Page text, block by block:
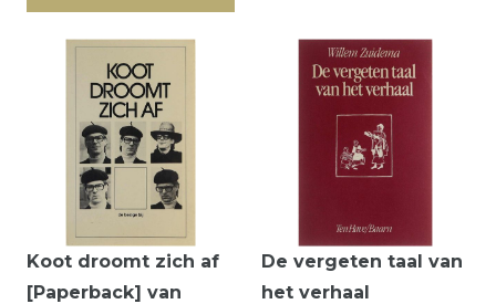
Koot droomt zich af
[Paperback] van
De vergeten taal van
het verhaal